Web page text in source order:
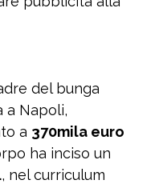
del bunga
a Napoli,
a 370mila euro
ha inciso un
, nel curriculum